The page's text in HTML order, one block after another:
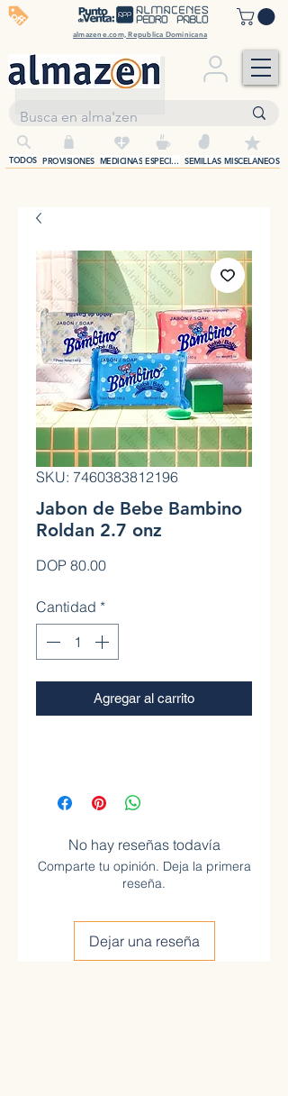
almazene.com, Republica Dominicana
off
+
PROVISIONES MEDICINAS SEMILLAS
ESPECIAS MISCELANEOS
TODOS
SKU: 7460383812196
Jabon de Bebe Bambino
Roldan 2.7 onz
DOP 80.00Precio
Cantidad *
Agregar al carrito
No hay reseñas todavía
Comparte tu opinión. Deja la primera
reseña.
Dejar una reseña